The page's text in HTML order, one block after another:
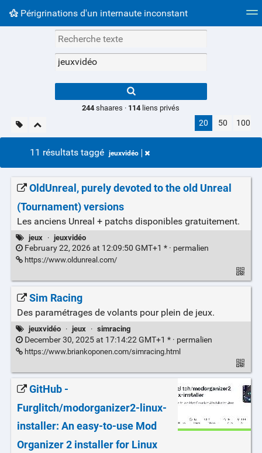
Périgrinations d'un internaute inconstant
Nuage de tags Mur d'images
results.
244shaares · 114liens privés
20 50 100
11 résultats taggé jeuxvidéo
OldUnreal, purely devoted to the old Unreal
(Tournament) versions
Les anciens Unreal + patchs disponibles gratuitement.
jeux · jeuxvidéo
February 22, 2026 at 12:09:50 GMT+1 * · permalien
https://www.oldunreal.com/
Sim Racing
Des paramétrages de volants pour plein de jeux.
jeuxvidéo · jeux · simracing
December 30, 2025 at 17:14:22 GMT+1 * · permalien
https://www.briankoponen.com/simracing.html
GitHub -
Furglitch/modorganizer2-linux-
installer: An easy-to-use Mod
Organizer 2 installer for Linux